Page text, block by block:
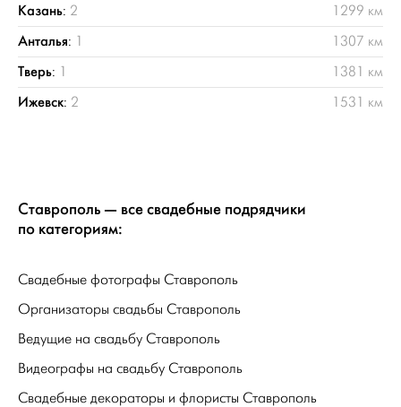
Казань: 2 1299 км
Анталья: 1 1307 км
Тверь: 1 1381 км
Ижевск: 2 1531 км
Ставрополь — все свадебные подрядчики
по категориям:
Свадебные фотографы Ставрополь
Организаторы свадьбы Ставрополь
Ведущие на свадьбу Ставрополь
Видеографы на свадьбу Ставрополь
Свадебные декораторы и флористы Ставрополь